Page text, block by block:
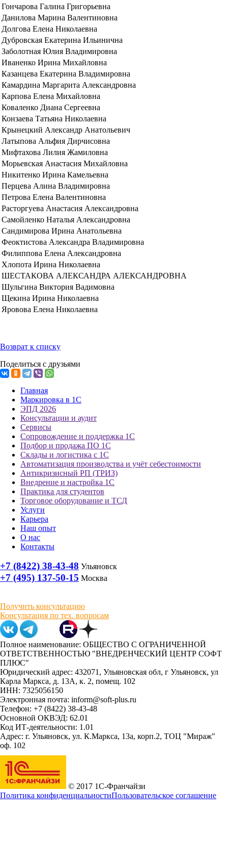
Гончарова Галина Григорьевна
Данилова Марина Валентиновна
Долгова Елена Николаевна
Дубровская Екатерина Ильинична
Заболотная Юлия Владимировна
Иваненко Ирина Михайловна
Казанцева Екатерина Владимировна
Камардина Маргарита Александровна
Карпова Елена Михайловна
Коваленко Диана Сергеевна
Конзаева Татьяна Николаевна
Крынецкий Александр Анатольевич
Латыпова Альфия Дирчисовна
Мифтахова Лилия Жамиловна
Морьевская Анастасия Михайловна
Никитенко Ирина Камельевна
Перцева Алина Владимировна
Петрова Елена Валентиновна
Расторгуева Анастасия Александровна
Самойленко Наталья Александровна
Сандимирова Ирина Анатольевна
Феоктистова Александра Владимировна
Филиппова Елена Александровна
Хлопота Ирина Николаевна
ШЕСТАКОВА АЛЕКСАНДРА АЛЕКСАНДРОВНА
Шульгина Виктория Вадимовна
Щекина Ирина Николаевна
Яровова Елена Николаевна
Возврат к списку
Поделиться с друзьями
Главная
Маркировка в 1С
ЭПД 2026
Консультации и аудит
Сервисы
Сопровождение и поддержка 1С
Подбор и продажа ПО 1С
Склады и логистика с 1С
Автоматизация производства и учёт себестоимости
Антикризисный РП (ТРИЗ)
Внедрение и настройка 1С
Практика для студентов
Торговое оборудование и ТСД
Услуги
Карьера
Наш опыт
О нас
Контакты
+7 (8422) 38-43-48 Ульяновск
+7 (495) 137-50-15 Москва
Получить консультацию
Консультация по тех. вопросам
Полное наименование: ОБЩЕСТВО С ОГРАНИЧЕННОЙ
ОТВЕТСТВЕННОСТЬЮ "ВНЕДРЕНЧЕСКИЙ ЦЕНТР СОФТ
ПЛЮС"
Юридический адрес: 432071, Ульяновская обл, г Ульяновск, ул
Карла Маркса, д. 13А, к. 2, помещ. 102
ИНН: 7325056150
Электронная почта: inform@soft-plus.ru
Телефон: +7 (8422) 38-43-48
Основной ОКВЭД: 62.01
Код ИТ-деятельности: 1.01
Адрес: г. Ульяновск, ул. К.Маркса, 13а, корп.2, ТОЦ "Мираж"
оф. 102
© 2017 1С-Франчайзи
Политика конфиденциальностиПользовательское соглашение